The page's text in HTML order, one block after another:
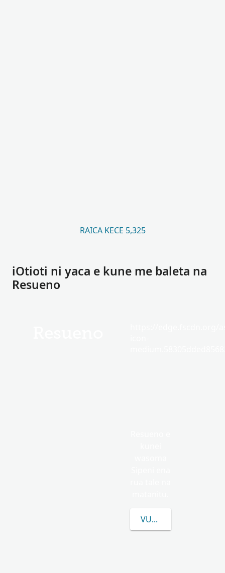
RAICA KECE 5,325
iOtioti ni yaca e kune me baleta na
Resueno
VULICA E LEVU CAKE